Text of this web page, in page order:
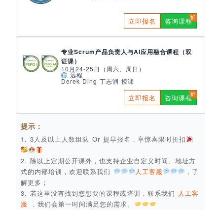
立即报名 咨询课程
专业Scrum产品负责人与AI应用融合课程（双
证课）
10月24-25日（周六、周日）
远程
Derek Ding 丁志润 授课
立即报名 咨询课程
提示：
1. 3人及以上人数组队 Or 提早报名，享惊喜限时折扣
2. 除以上定期公开课外，也支持企业自定义时间、地址方
式的内部培训，欢迎联系我们
人工客服
，了
解更多；
3. 若这里没有找到您想要的课程或培训，联系我们 人工客
服
，我们会第一时间满足您的需求。